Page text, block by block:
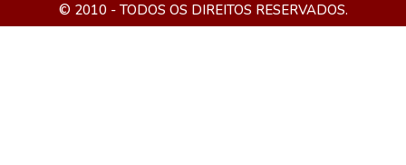
© 2010 - TODOS OS DIREITOS RESERVADOS.